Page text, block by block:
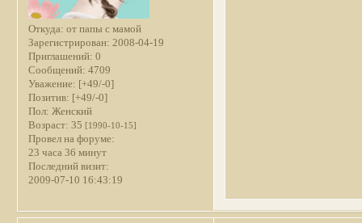
Откуда: от папы с мамой
Зарегистрирован: 2008-04-19
Приглашений: 0
Сообщений: 4709
Уважение: [+49/-0]
Позитив: [+49/-0]
Пол: Женский
Возраст: 35 [1990-10-15]
Провел на форуме:
23 часа 36 минут
Последний визит:
2009-07-10 16:43:19